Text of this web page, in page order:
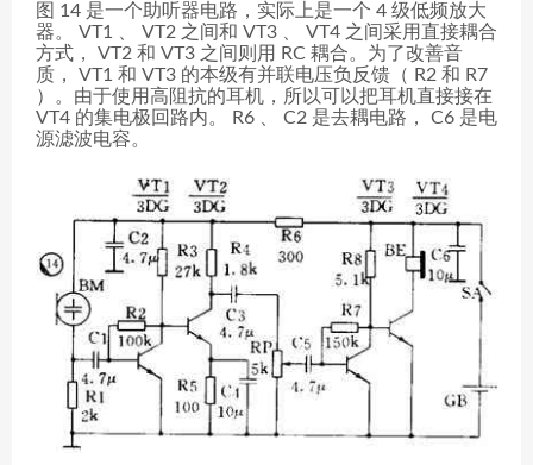
图 14 是一个助听器电路，实际上是一个 4 级低频放大
器。 VT1 、 VT2 之间和 VT3 、 VT4 之间采用直接耦合
方式， VT2 和 VT3 之间则用 RC 耦合。为了改善音
质， VT1 和 VT3 的本级有并联电压负反馈（ R2 和 R7
）。由于使用高阻抗的耳机，所以可以把耳机直接接在
VT4 的集电极回路内。 R6 、 C2 是去耦电路， C6 是电
源滤波电容。